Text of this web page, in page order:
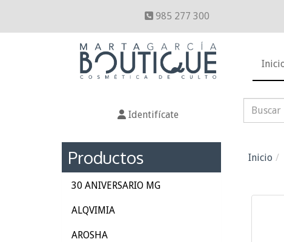
985 277 300
Identifícate
Inicio
Productos
30 ANIVERSARIO MG
ALQVIMIA
AROSHA